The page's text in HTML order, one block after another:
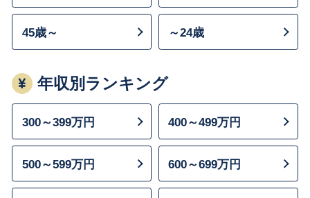
45歳～ ～24歳
年収別ランキング
300～399万円 400～499万円
500～599万円 600～699万円